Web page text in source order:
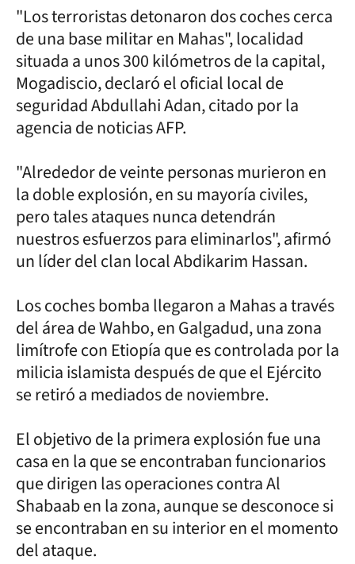
"Los terroristas detonaron dos coches cerca
de una base militar en Mahas", localidad
situada a unos 300 kilómetros de la capital,
Mogadiscio, declaró el oficial local de
seguridad Abdullahi Adan, citado por la
agencia de noticias AFP.
"Alrededor de veinte personas murieron en
la doble explosión, en su mayoría civiles,
pero tales ataques nunca detendrán
nuestros esfuerzos para eliminarlos", afirmó
un líder del clan local Abdikarim Hassan.
Los coches bomba llegaron a Mahas a través
del área de Wahbo, en Galgadud, una zona
limítrofe con Etiopía que es controlada por la
milicia islamista después de que el Ejército
se retiró a mediados de noviembre.
El objetivo de la primera explosión fue una
casa en la que se encontraban funcionarios
que dirigen las operaciones contra Al
Shabaab en la zona, aunque se desconoce si
se encontraban en su interior en el momento
del ataque.